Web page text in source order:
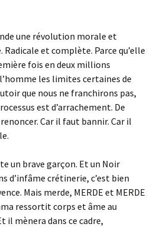
une révolution morale et
et complète. Parce qu’elle
fois en deux millions
l’homme les limites certaines de
que nous ne franchirons pas,
est d’arrachement. De
Car il faut bannir. Car il
un brave garçon. Et un Noir
d’infâme crétinerie, c’est bien
Mais merde, MERDE et MERDE
ressortit corps et âme au
il mènera dans ce cadre,